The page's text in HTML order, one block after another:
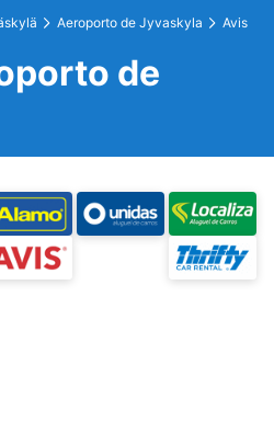
Aeroporto de Jyvaskyla Avis
de